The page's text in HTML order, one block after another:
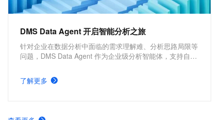
DMS Data Agent 开启智能分析之旅
针对企业在数据分析中面临的需求理解难、分析思路局限等
问题，DMS Data Agent 作为企业级分析智能体，支持自然
度，无论常规查询还是深度洞察，都能实现从人工探索向智
能辅助的转变，提升效率与分析深度。
了解更多